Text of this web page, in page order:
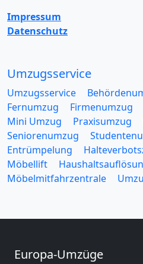
Impressum
Datenschutz
Umzugsservice
Umzugsservice
Fernumzug
Firmenumzug
Mini Umzug
Praxisumzug
Seniorenumzug
Entrümpelung
Möbellift
Möbelmitfahrzentrale
Europa-Umzüge